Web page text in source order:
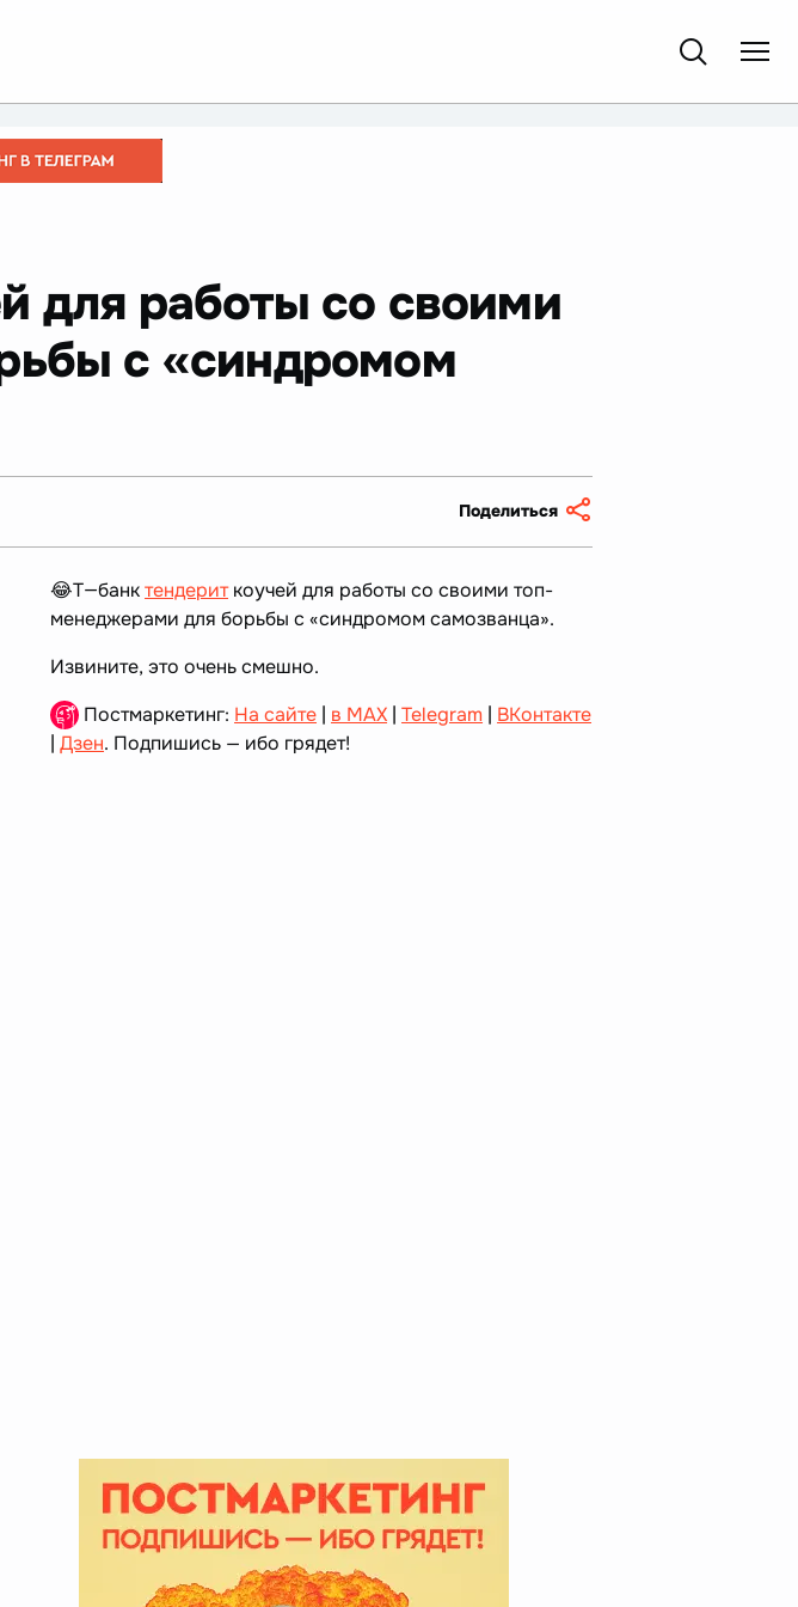
для работы со своими
с «синдромом
Поделиться
😂Т—банктендериткоучей для работы со своими топ-
менеджерами для борьбы с «синдромом самозванца».
Извините, это очень смешно.
Постмаркетинг: На сайте | в MAX |Telegram | ВКонтакте
|Дзен. Подпишись — ибо грядет!